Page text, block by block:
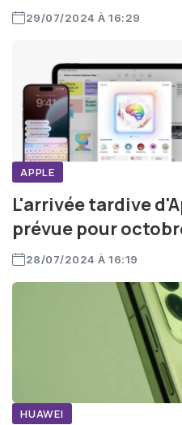
29/07/2024 À 16:29
APPLE
L'arrivée tardive
prévue pour
28/07/2024 À 16:19
HUAWEI